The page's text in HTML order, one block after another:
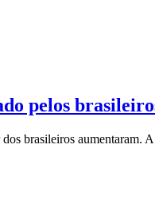
pelos
brasileiros aumentaram.